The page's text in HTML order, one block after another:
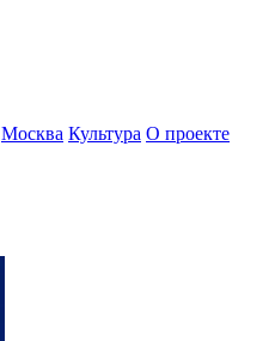
Москва Культура О проекте